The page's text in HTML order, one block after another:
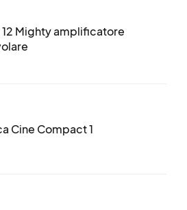
12 Mighty amplificatore
Cine Compact 1